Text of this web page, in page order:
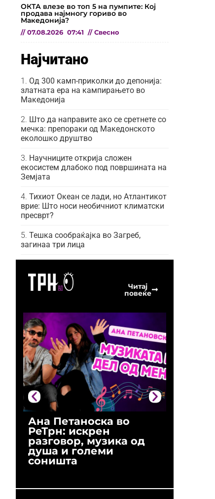
ОКТА влезе во топ 5 на пумпите: Кој
продава најмногу гориво во
Македонија?
// 07.08.2026 07:41 // Свесно
Најчитано
Од 300 камп-приколки до депонија:
златната ера на кампирањето во
Македонија
Што да направите ако се сретнете со
мечка: препораки од Македонското
еколошко друштво
Научниците открија сложен
екосистем длабоко под површината на
Земјата
Тихиот Океан се лади, но Атлантикот
врие: Што носи необичниот климатски
пресврт?
Тешка сообраќајка во Загреб,
загинаа три лица
Читај
повеќе
Ана Петаноска во
РеТрн: искрен
разговор, музика од
душа и големи
соништа